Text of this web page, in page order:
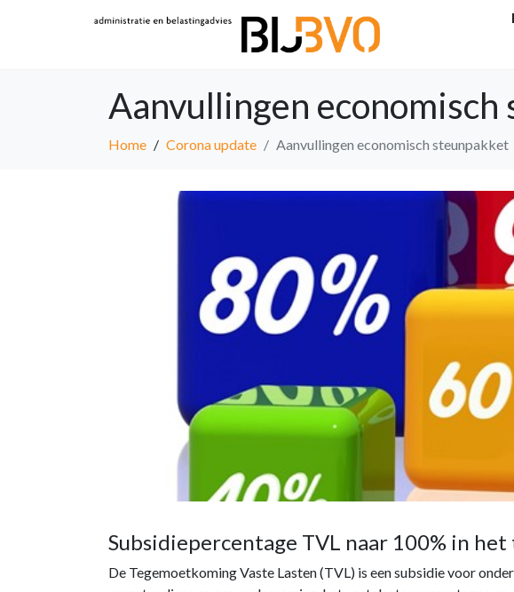
Aanvullingen
Home Corona update Aanvullingen economisch steunpakket
Subsidiepercentage TVL naar 100% in
De Tegemoetkoming Vaste Lasten (TVL) is een subsidie voor